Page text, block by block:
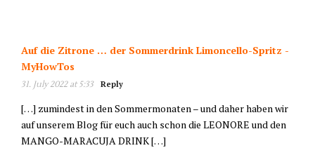
Auf die Zitrone … der Sommerdrink Limoncello-Spritz -
MyHowTos
31. July 2022 at 5:33 Reply
[…] zumindest in den Sommermonaten – und daher haben wir
auf unserem Blog für euch auch schon die LEONORE und den
MANGO-MARACUJA DRINK […]